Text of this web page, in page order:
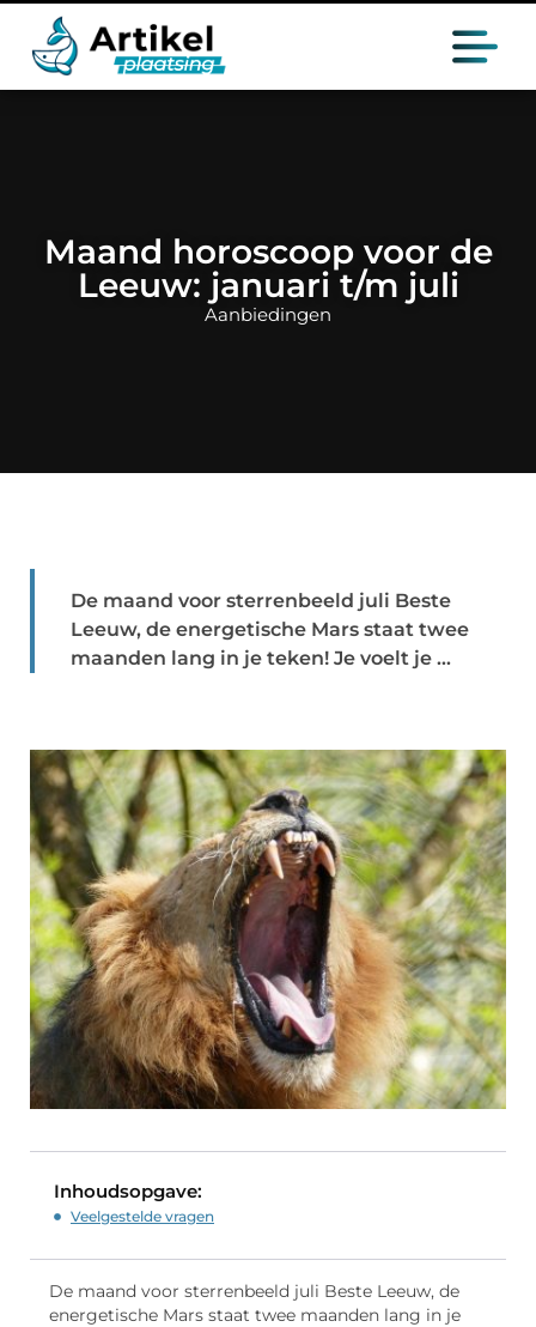
Maand horoscoop voor de
Leeuw: januari t/m juli
Aanbiedingen
De maand voor sterrenbeeld juli Beste
Leeuw, de energetische Mars staat twee
maanden lang in je teken! Je voelt je ...
Inhoudsopgave:
Veelgestelde vragen
De maand voor sterrenbeeld juli Beste Leeuw, de
energetische Mars staat twee maanden lang in je